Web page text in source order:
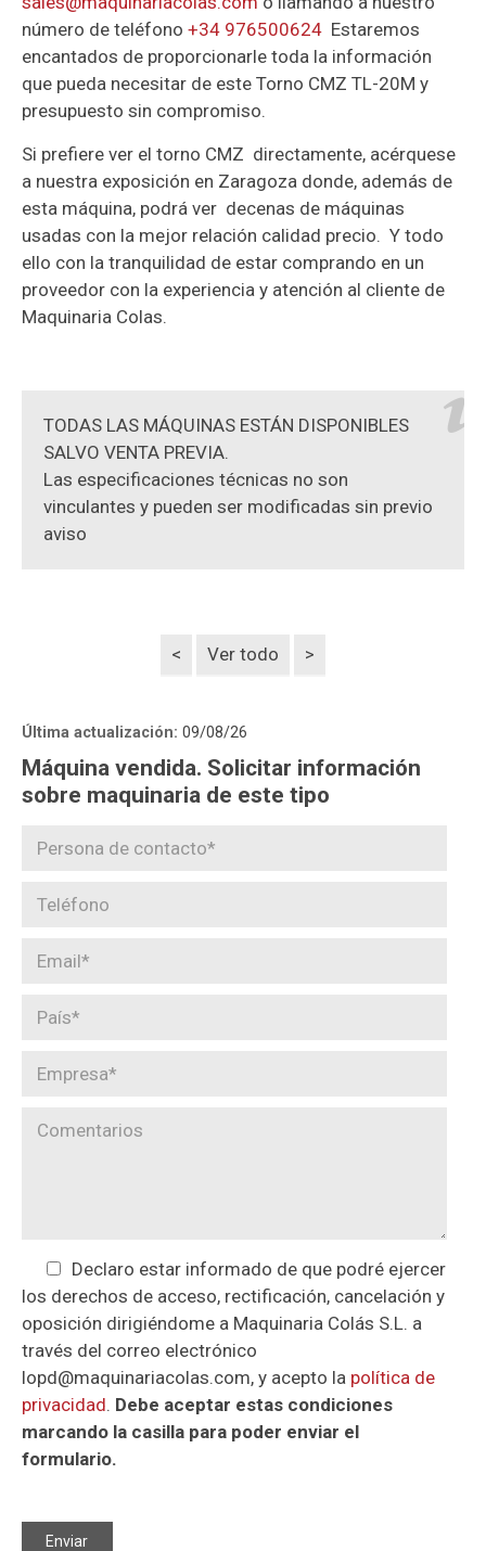
número de teléfono +34 976500624 Estaremos
encantados de proporcionarle toda la información
que pueda necesitar de este Torno CMZ TL-20M y
presupuesto sin compromiso.
Si prefiere ver el torno CMZ directamente, acérquese
a nuestra exposición en Zaragoza donde, además de
esta máquina, podrá ver decenas de máquinas
usadas con la mejor relación calidad precio. Y todo
ello con la tranquilidad de estar comprando en un
proveedor con la experiencia y atención al cliente de
Maquinaria Colas.
TODAS LAS MÁQUINAS ESTÁN DISPONIBLES
SALVO VENTA PREVIA.
Las especificaciones técnicas no son
vinculantes y pueden ser modificadas sin previo
aviso
< Ver todo >
Última actualización: 09/08/26
Máquina vendida. Solicitar información
sobre maquinaria de este tipo
Declaro estar informado de que podré ejercer
los derechos de acceso, rectificación, cancelación y
oposición dirigiéndome a Maquinaria Colás S.L. a
través del correo electrónico
lopd@maquinariacolas.com, y acepto la política de
privacidad. Debe aceptar estas condiciones
marcando la casilla para poder enviar el
formulario.